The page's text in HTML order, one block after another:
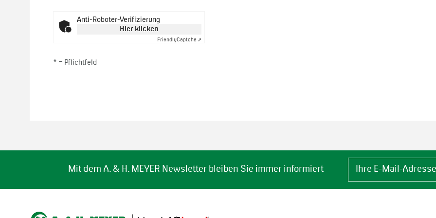
Anti-Roboter-Verifizierung
Hier klicken
FriendlyCaptcha ⇗
* = Pflichtfeld
Mit dem A. & H. MEYER Newsletter bleiben Sie immer informiert